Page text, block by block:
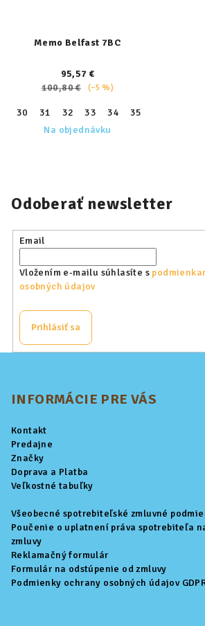
Memo Belfast 7BC
95,57 €
100,80 €
(–5 %)
30 31 32 33 34 35
Na objednávku
Odoberať newsletter
Email
Vložením e-mailu súhlasíte s
osobných údajov
Prihlásiť sa
INFORMÁCIE PRE VÁS
Kontakt
Predajne
Značky
Doprava a Platba
Veľkostné tabuľky
Všeobecné spotrebiteľské zmluvné
Poučenie o uplatnení práva spotrebiteľa
zmluvy
Reklamačný formulár
Formulár na odstúpenie od zmluvy
Podmienky ochrany osobných údajov